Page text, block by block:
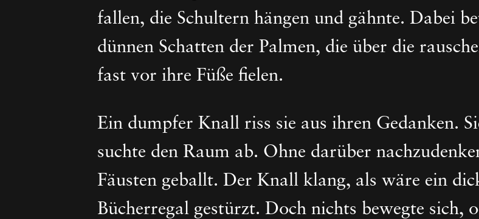
fallen, die Schultern hängen und gähnte. Dabei
dünnen Schatten der Palmen, die über die
fast vor ihre Füße fielen.
Ein dumpfer Knall riss sie aus ihren Gedanken.
suchte den Raum ab. Ohne darüber
Fäusten geballt. Der Knall klang, als wäre ein
Bücherregal gestürzt. Doch nichts bewegte sich,